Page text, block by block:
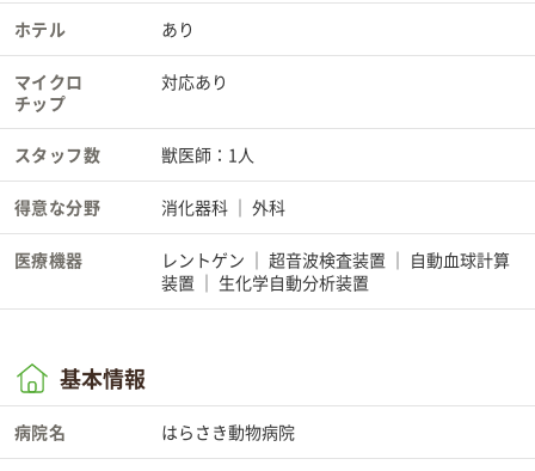
ホテル あり
マイクロ
チップ
対応あり
スタッフ数 獣医師：1人
得意な分野 消化器科 外科
医療機器 レントゲン 超音波検査装置
自動血球計算
装置
生化学自動分析装置
基本情報
病院名 はらさき動物病院